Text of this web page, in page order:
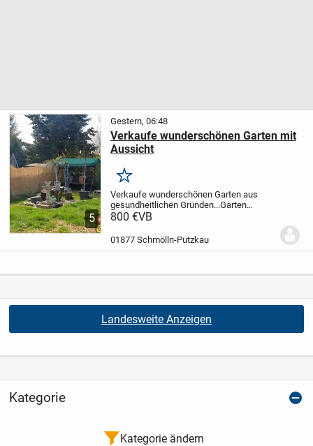
5
Gestern, 06:48
Verkaufe wunderschönen Garten mit
Aussicht
Merken
Verkaufe wunderschönen Garten aus
gesundheitlichen Gründen...Garten
befindet sich unterhalb vom Steinbruch in
Anbaupflichten..!!..und man ist schnell im
Wald zum...
800 €VB
01877 Schmölln-Putzkau
Landesweite Anzeigen
Kategorie
Kategorie ändern